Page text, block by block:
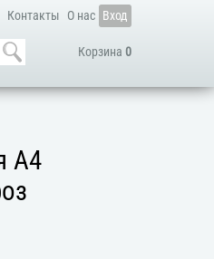
Контакты О нас Вход
Корзина 0
А4